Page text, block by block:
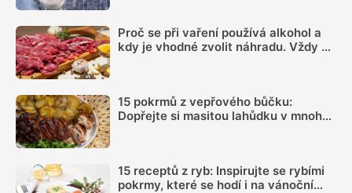
Proč se při vaření používá alkohol a
kdy je vhodné zvolit náhradu. Vždy se
15 pokrmů z vepřového bůčku:
Dopřejte si masitou lahůdku v mnoha
15 receptů z ryb: Inspirujte se rybími
pokrmy, které se hodí i na vánoční